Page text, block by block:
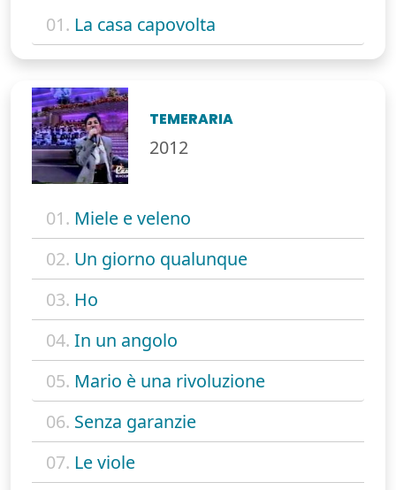
01. La casa capovolta
TEMERARIA
2012
01. Miele e veleno
02. Un giorno qualunque
03. Ho
04. In un angolo
05. Mario è una rivoluzione
06. Senza garanzie
07. Le viole